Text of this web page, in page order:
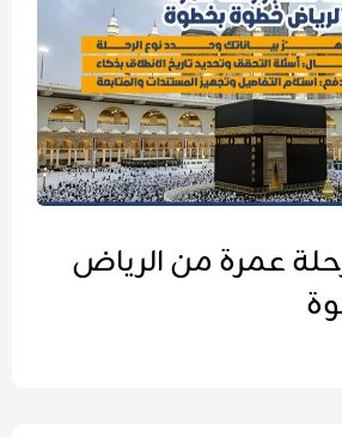
عمرة من الرياض